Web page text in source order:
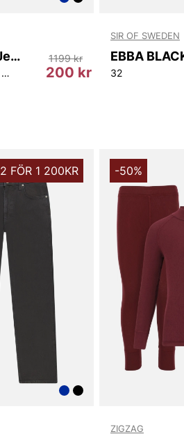
Ebba 9800 Jeans
46 200 kr
1199 kr
SIR OF SWEDEN
32
2 FÖR 1 200KR -50%
ZIGZAG